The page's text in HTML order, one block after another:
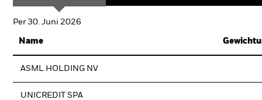
Per 30. Juni 2026
Name
ASML HOLDING NV
UNICREDIT SPA